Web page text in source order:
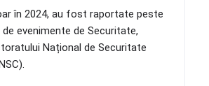
în 2024, au fost raportate peste
evenimente de Securitate,
Național de Securitate